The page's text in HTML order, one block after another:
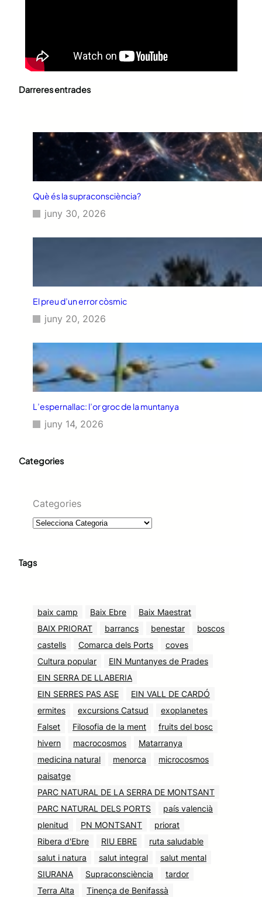
Darreres entrades
Què és la supraconsciència?
juny 30, 2026
El preu d’un error còsmic
juny 20, 2026
L’espernallac: l’or groc de la muntanya
juny 14, 2026
Categories
Categories
Tags
baix camp Baix Ebre
Baix Maestrat
BAIX PRIORAT
barrancs benestar
boscos
castells
Comarca dels Ports
coves
Cultura popular
EIN Muntanyes de Prades
EIN SERRA DE LLABERIA
EIN SERRES PAS ASE
EIN VALL DE CARDÓ
ermites
excursions Catsud
exoplanetes
Falset
Filosofia de la ment
fruits del bosc
hivern
macrocosmos
Matarranya
medicina natural
menorca
microcosmos
paisatge
PARC NATURAL DE LA SERRA DE MONTSANT
PARC NATURAL DELS PORTS
país valencià
plenitud
PN MONTSANT
priorat
Ribera d'Ebre
RIU EBRE
ruta saludable
salut i natura
salut integral
salut mental
SIURANA
Supraconsciència
tardor
Terra Alta
Tinença de Benifassà